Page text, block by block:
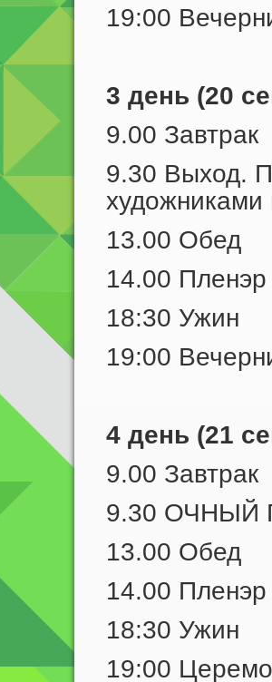
19:00
3 день (20
9.00 Завтрак
9.30 Выход.
художниками
13.00 Обед
14.00 Пленэр
18:30 Ужин
19:00
4 день (21
9.00 Завтрак
9.30 ОЧНЫЙ
13.00 Обед
14.00
18:30 Ужин
19:00